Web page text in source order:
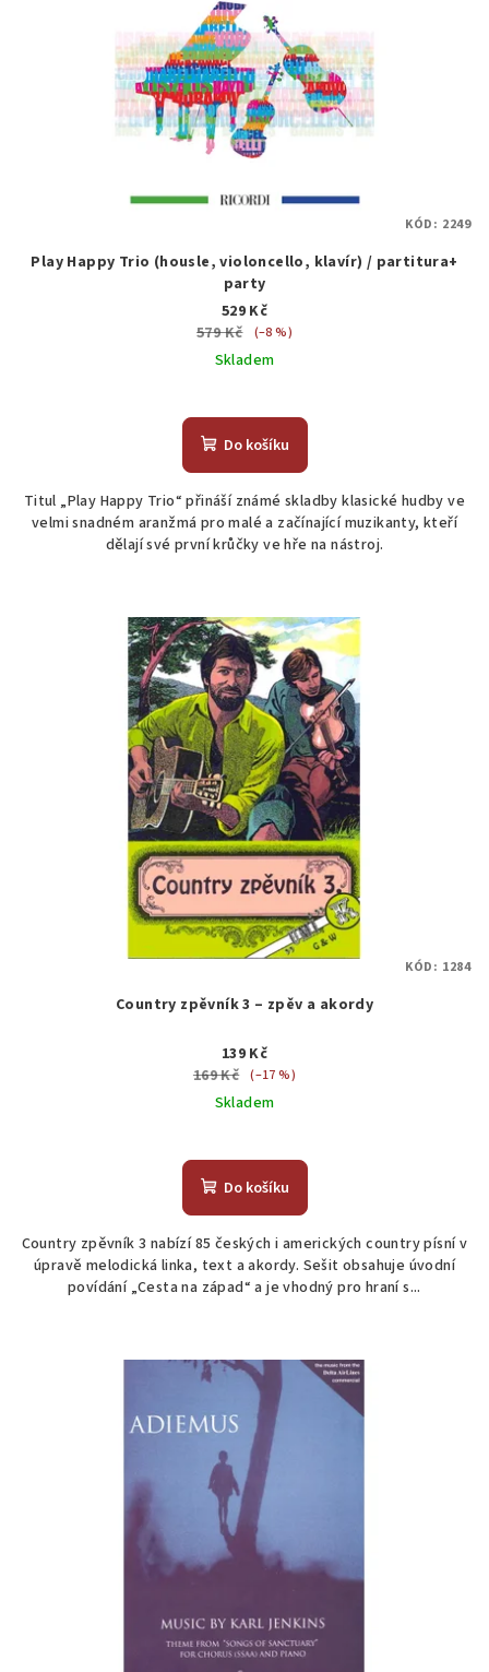
Play Happy Trio (housle, violoncello, klavír) / partitura+
party
529 Kč
579 Kč
(–8 %)
Skladem
Do košíku
Titul „Play Happy Trio“ přináší známé skladby klasické hudby ve
velmi snadném aranžmá pro malé a začínající muzikanty, kteří
dělají své první krůčky ve hře na nástroj.
KÓD: 2249
Country zpěvník 3 – zpěv a akordy
139 Kč
169 Kč (–17 %)
Skladem
Do košíku
Country zpěvník 3 nabízí 85 českých i amerických country písní v
úpravě melodická linka, text a akordy. Sešit obsahuje úvodní
povídání „Cesta na západ“ a je vhodný pro hraní s...
KÓD: 1284